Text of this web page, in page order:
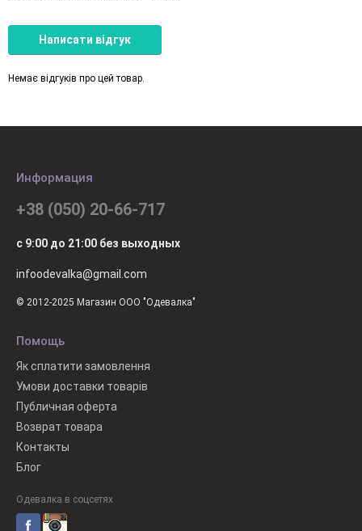
Написати відгук
Немає відгуків про цей товар.
Информация
+38 (050) 20-66-717
с 9:00 до 21:00 без выходных
infoodevalka@gmail.com
© 2012-2025 Магазин ООО "Одевалка"
Помощь
Як сплатити замовлення
Умови доставки товарів
Публичная оферта
Возврат товара
Контакты
Блог
Одевалка в соцсетях